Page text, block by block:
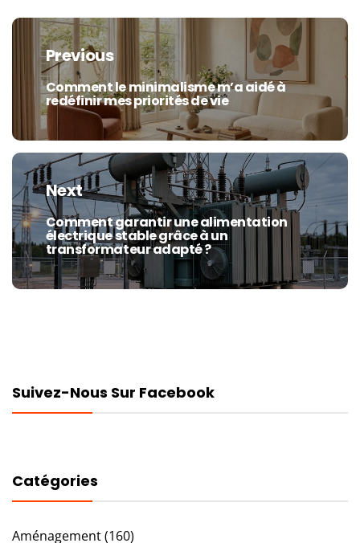
Navigation
de
l’article
Previous
Previous
post:
Comment le minimalisme m’a aidé à
redéfinir mes priorités de vie
Next
Next
post:
Comment garantir une alimentation
électrique stable grâce à un
transformateur adapté ?
Suivez-Nous Sur Facebook
Catégories
Aménagement(160)